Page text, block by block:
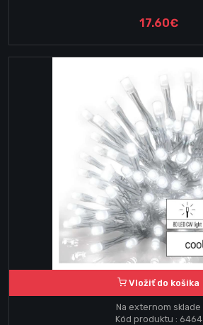
17.60€
Vložiť do košika
Na externom sklade
Kód produktu : 6464